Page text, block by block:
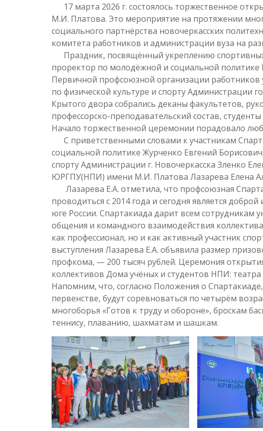
17 марта 2026 г. состоялось торжественное
М.И. Платова. Это мероприятие на протяжении
социального партнёрства новочеркасских
комитета работников и администрации вуза на
Праздник, посвящённый укреплению
проректор по молодёжной и социальной
Первичной профсоюзной организации работников
по физической культуре и спорту Администрации
Крытого двора собрались деканы факультетов,
профессорско-преподавательский состав,
Начало торжественной церемонии порадовало
С приветственными словами к участникам
социальной политике Журченко Евгений
спорту Администрации г. Новочеркасска Зленко
ЮРГПУ(НПИ) имени М.И. Платова Лазарева Елена
Лазарева Е.А. отметила, что профсоюзная
проводиться с 2014 года и сегодня является
юге России. Спартакиада дарит всем сотрудникам
общения и командного взаимодействия
как профессионал, но и как активный участник
выступления Лазарева Е.А. объявила размер
профкома, — 200 тысяч рублей. Церемония
коллективов Дома учёных и студентов НПИ:
Напомним, что, согласно Положения о
первенстве, будут соревноваться по четырём
многоборья «Готов к труду и обороне», броскам
теннису, плаванию, шахматам и шашкам.